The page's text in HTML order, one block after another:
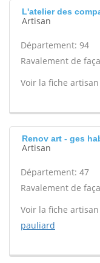
L'atelier des
Artisan
Département: 94
Ravalement de
Voir la fiche artisan
Renov art - ges
Artisan
Département: 47
Ravalement de
Voir la fiche artisan
pauliard